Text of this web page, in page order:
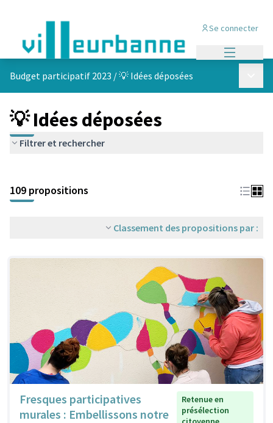
Se connecter
Budget participatif 2023 /💡 Idées déposées
💡 Idées déposées
Filtrer et rechercher
+
−
109 propositions
Classement des propositions par :
Fresques participatives
murales : Embellissons notre
Retenue en
présélection